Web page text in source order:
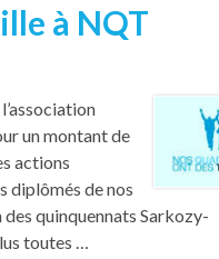
à NQT
un montant de
actions
diplômés de nos
quinquennats Sarkozy-
toutes …